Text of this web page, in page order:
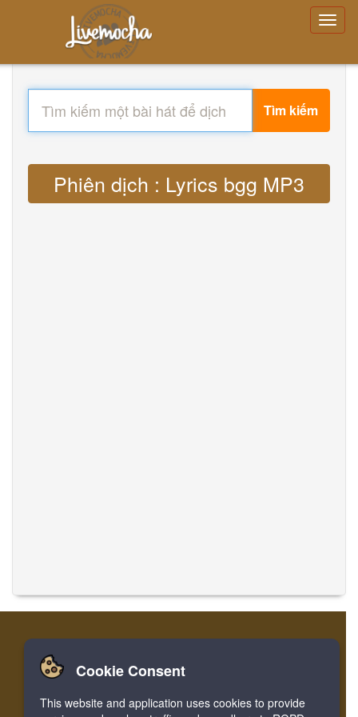
Tìm kiếm
Phiên dịch : Lyrics bgg MP3
Nhà Đăng nhập Ghi danh
Facebook Twitter Bookmark
Cookie Consent
This website and application uses cookies to provide